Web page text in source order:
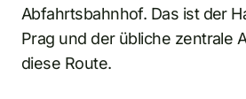
Abfahrtsbahnhof. Das ist der
Prag und der übliche zentrale
diese Route.